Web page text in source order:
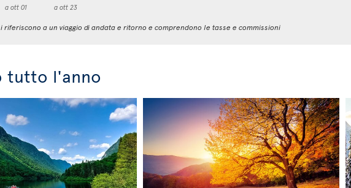
a ott 01
a ott 23
riferiscono a un viaggio di andata e ritorno e comprendono le tasse e commissioni
tutto l'anno